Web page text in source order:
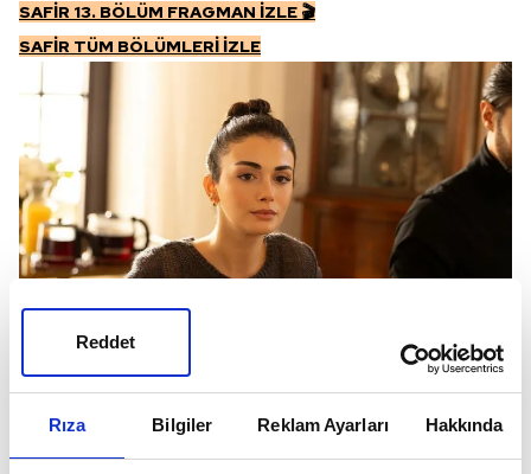
Rıza Bilgiler Reklam Ayarları Hakkında
Reddet
SAFİR 13. BÖLÜM FRAGMAN İZLE 🎬
SAFİR TÜM BÖLÜMLERİ İZLE